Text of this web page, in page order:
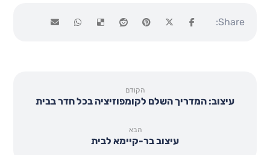
הקודם
עיצוב: המדריך השלם לקומפוזיציה בכל חדר בבית
הבא
עיצוב בר-קיימא לבית